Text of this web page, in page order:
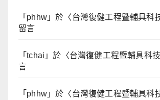
「 phhw 」於〈台灣復健工程暨輔具科
留言
「tchai 」於〈台灣復健工程暨輔具科
言
「 phhw 」於〈台灣復健工程暨輔具科